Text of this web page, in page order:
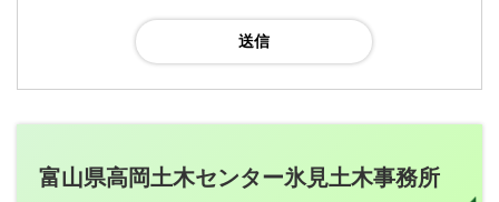
富山県高岡土木センター氷見土木事務所